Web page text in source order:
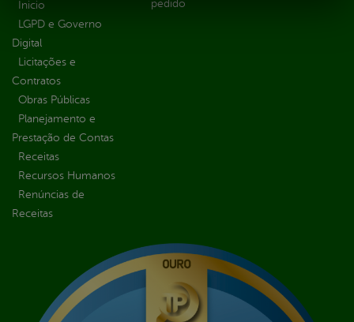
Inicio
LGPD e Governo
Digital
Licitações e
Contratos
Obras Públicas
Planejamento e
Prestação de Contas
Receitas
Recursos Humanos
Renúncias de
Receitas
pedido